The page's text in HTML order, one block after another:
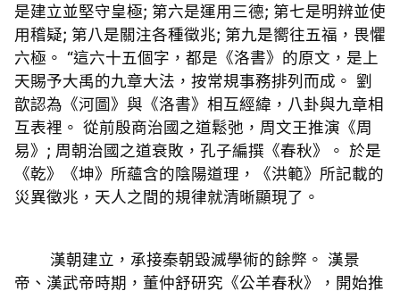
是建立並堅守皇極; 第六是運用三德; 第七是明辨並使
用稽疑; 第八是關注各種徵兆; 第九是嚮往五福，畏懼
六極。 “這六十五個字，都是《洛書》的原文，是上
天賜予大禹的九章大法，按常規事務排列而成。 劉
歆認為《河圖》與《洛書》相互經緯，八卦與九章相
互表裡。 從前殷商治國之道鬆弛，周文王推演《周
易》; 周朝治國之道衰敗，孔子編撰《春秋》。 於是
《乾》《坤》所蘊含的陰陽道理，《洪範》所記載的
災異徵兆，天人之間的規律就清晰顯現了。
漢朝建立，承接秦朝毀滅學術的餘弊。 漢景
帝、漢武帝時期，董仲舒研究《公羊春秋》，開始推